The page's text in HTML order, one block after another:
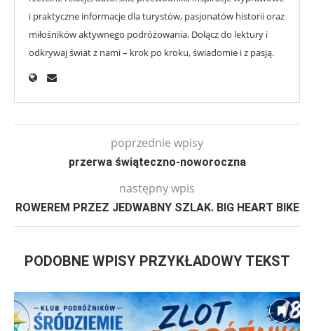
i praktyczne informacje dla turystów, pasjonatów historii oraz
miłośników aktywnego podróżowania. Dołącz do lektury i
odkrywaj świat z nami – krok po kroku, świadomie i z pasją.
poprzednie wpisy
przerwa świąteczno-noworoczna
następny wpis
ROWEREM PRZEZ JEDWABNY SZLAK. BIG HEART BIKE
PODOBNE WPISY PRZYKŁADOWY TEKST